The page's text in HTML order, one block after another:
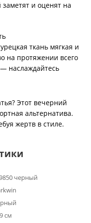
и оценят на
ткань мягкая и
на протяжении всего
— наслаждайтесь
Этот вечерний
альтернатива.
жертв в стиле.
черный
см